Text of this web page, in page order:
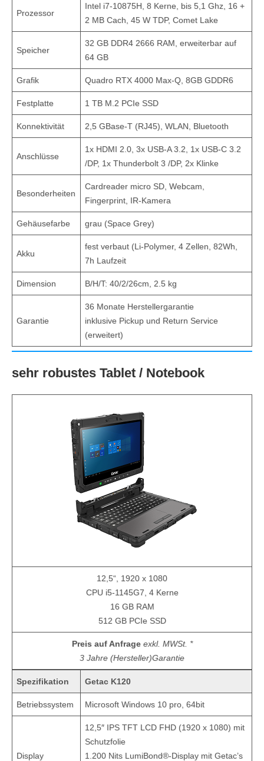
Prozessor
Intel i7-10875H, 8 Kerne, bis 5,1 Ghz, 16 +
2 MB Cach, 45 W TDP, Comet Lake
Speicher
32 GB DDR4 2666 RAM, erweiterbar auf
64 GB
Grafik Quadro RTX 4000 Max-Q, 8GB GDDR6
Festplatte 1 TB M.2 PCIe SSD
Konnektivität 2,5 GBase-T (RJ45), WLAN, Bluetooth
Anschlüsse
1x HDMI 2.0, 3x USB-A 3.2, 1x USB-C 3.2
/DP, 1x Thunderbolt 3 /DP, 2x Klinke
Besonderheiten
Cardreader micro SD, Webcam,
Fingerprint, IR-Kamera
Gehäusefarbe grau (Space Grey)
Akku
fest verbaut (Li-Polymer, 4 Zellen, 82Wh,
7h Laufzeit
Dimension B/H/T: 40/2/26cm, 2.5 kg
Garantie
36 Monate Herstellergarantie
inklusive Pickup und Return Service
(erweitert)
sehr robustes Tablet / Notebook
12,5“, 1920 x 1080
CPU i5-1145G7, 4 Kerne
16 GB RAM
512 GB PCIe SSD
Preis auf Anfrage exkl. MWSt. *
3 Jahre (Hersteller)Garantie
Spezifikation Getac K120
Betriebssystem Microsoft Windows 10 pro, 64bit
Display
12,5″ IPS TFT LCD FHD (1920 x 1080) mit
Schutzfolie
1.200 Nits LumiBond®-Display mit Getac’s